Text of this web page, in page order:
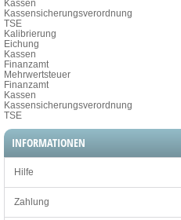
Kassen
Kassensicherungsverordnung
TSE
Kalibrierung
Eichung
Kassen
Finanzamt
Mehrwertsteuer
Finanzamt
Kassen
Kassensicherungsverordnung
TSE
INFORMATIONEN
Hilfe
Zahlung